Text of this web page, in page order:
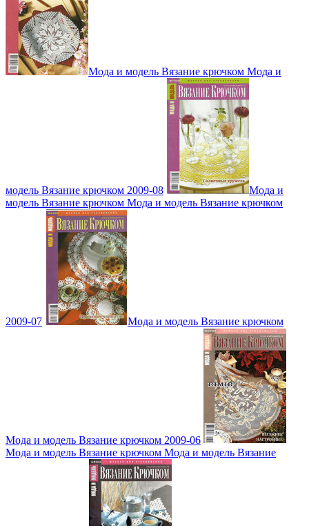
Мода и модель Вязание крючком Мода и
модель Вязание крючком 2009-08
Мода и
модель Вязание крючком Мода и модель Вязание крючком
2009-07 Мода и модель Вязание крючком
Мода и модель Вязание крючком 2009-06
Мода и модель Вязание крючком Мода и модель Вязание